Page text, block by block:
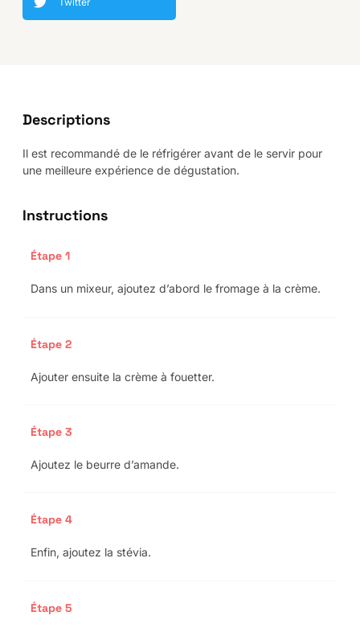
Descriptions
Il est recommandé de le réfrigérer avant de le servir pour
une meilleure expérience de dégustation.
Instructions
Étape 1
Dans un mixeur, ajoutez d’abord le fromage à la crème.
Étape 2
Ajouter ensuite la crème à fouetter.
Étape 3
Ajoutez le beurre d’amande.
Étape 4
Enfin, ajoutez la stévia.
Étape 5